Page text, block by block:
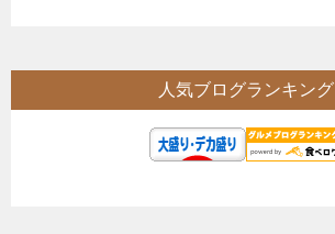
人気ブログランキング